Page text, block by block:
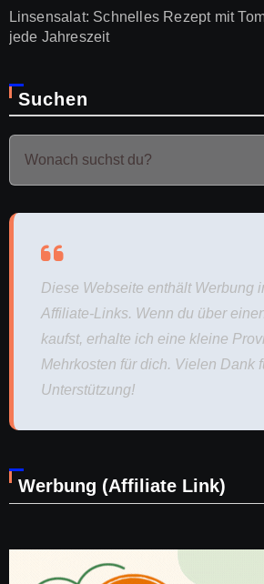
Linsensalat: Schnelles Rezept mit
jede Jahreszeit
Suchen
Diese Webseite enthält Werbung
Affiliate-Links. Wenn du über
kaufst, erhalte ich eine kleine
Mehrkosten für dich. Vielen Dank
Unterstützung!
Werbung (Affiliate Link)